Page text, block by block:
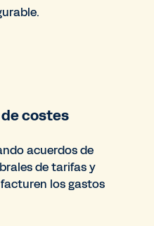
costes
acuerdos de
de tarifas y
los gastos